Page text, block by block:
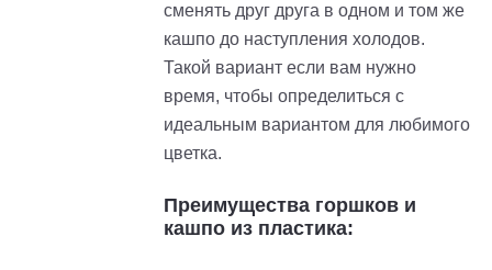
сменять друг друга в одном и том же
кашпо до наступления холодов.
Такой вариант если вам нужно
время, чтобы определиться с
идеальным вариантом для любимого
цветка.
Преимущества горшков и
кашпо из пластика: